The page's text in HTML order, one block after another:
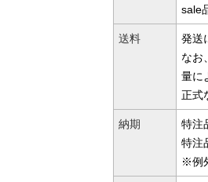
sale
送料
発送
なお
量に
正式
納期
特注
特注
※例